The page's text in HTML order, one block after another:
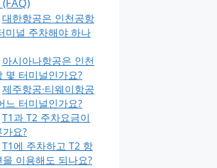
대한항공은 인천공항
미널 주차해야 하나
아시아나항공은 인천
몇 터미널인가요?
제주항공·티웨이항공
느 터미널인가요?
T1과 T2 주차요금이
가요?
T1에 주차하고 T2 항
을 이용해도 되나요?